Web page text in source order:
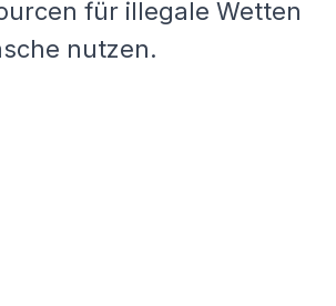
für illegale Wetten
nutzen.